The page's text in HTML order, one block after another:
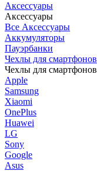
Аксессуары
Аксессуары
Все Аксессуары
Аккумуляторы
Пауэрбанки
Чехлы для смартфонов
Чехлы для смартфонов
Apple
Samsung
Xiaomi
OnePlus
Huawei
LG
Sony
Google
Asus